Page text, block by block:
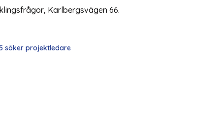
Karlbergsvägen 66.
söker projektledare